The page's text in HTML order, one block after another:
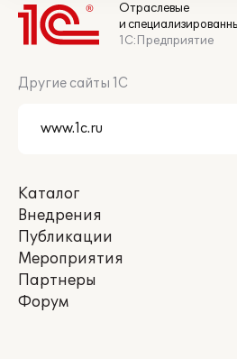
Отраслевые
и
1С:Предприятие
Другие сайты 1С
Каталог
Внедрения
Публикации
Мероприятия
Партнеры
Форум